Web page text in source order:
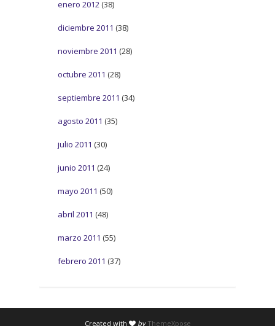
enero 2012 (38)
diciembre 2011 (38)
noviembre 2011 (28)
octubre 2011 (28)
septiembre 2011 (34)
agosto 2011 (35)
julio 2011 (30)
junio 2011 (24)
mayo 2011 (50)
abril 2011 (48)
marzo 2011 (55)
febrero 2011 (37)
Created with by ThemeXpose